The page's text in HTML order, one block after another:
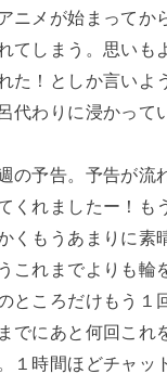
ニメが始まって
てしまう。思い
た！としか言いよ
代わりに浸かっ
の予告。予告が
くれましたー！
くもうあまりに
これまでよりも
ところだけもう
でにあと何回こ
１時間ほどチャ